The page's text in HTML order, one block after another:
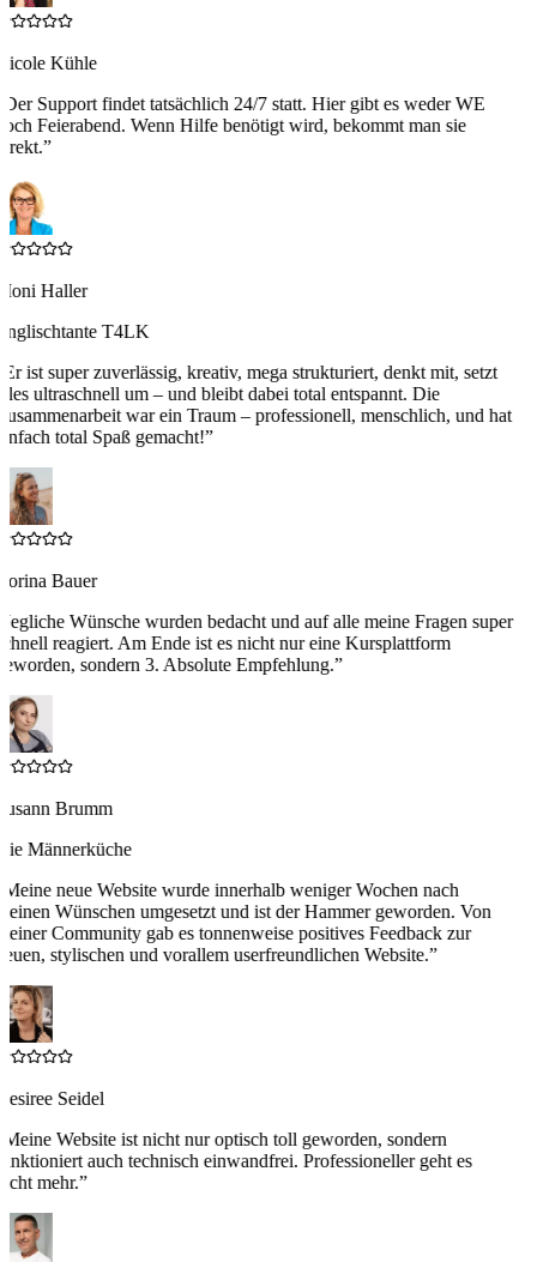
Kühle
Der Support findet tatsächlich 24/7 statt. Hier gibt es weder WE
Feierabend. Wenn Hilfe benötigt wird, bekommt man sie
”
Haller
T4LK
Er ist super zuverlässig, kreativ, mega strukturiert, denkt mit, setzt
ultraschnell um – und bleibt dabei total entspannt. Die
war ein Traum – professionell, menschlich, und hat
total Spaß gemacht!”
Bauer
Jegliche Wünsche wurden bedacht und auf alle meine Fragen super
reagiert. Am Ende ist es nicht nur eine Kursplattform
sondern 3. Absolute Empfehlung.”
Brumm
Männerküche
Meine neue Website wurde innerhalb weniger Wochen nach
Wünschen umgesetzt und ist der Hammer geworden. Von
Community gab es tonnenweise positives Feedback zur
stylischen und vorallem userfreundlichen Website.”
Seidel
Meine Website ist nicht nur optisch toll geworden, sondern
auch technisch einwandfrei. Professioneller geht es
mehr.”